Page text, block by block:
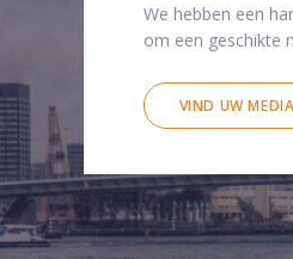
We hebben een
om een geschikte
VIND UW